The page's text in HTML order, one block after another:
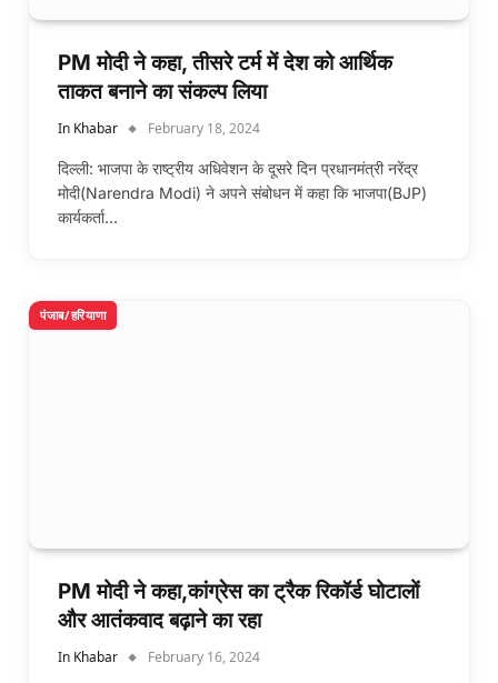
PM मोदी ने कहा, तीसरे टर्म में देश को आर्थिक
ताकत बनाने का संकल्प लिया
In Khabar February 18, 2024
दिल्ली: भाजपा के राष्ट्रीय अधिवेशन के दूसरे दिन प्रधानमंत्री नरेंद्र
मोदी(Narendra Modi) ने अपने संबोधन में कहा कि भाजपा(BJP)
कार्यकर्ता…
पंजाब/हरियाणा
PM मोदी ने कहा,कांग्रेस का ट्रैक रिकॉर्ड घोटालों
और आतंकवाद बढ़ाने का रहा
In Khabar February 16, 2024